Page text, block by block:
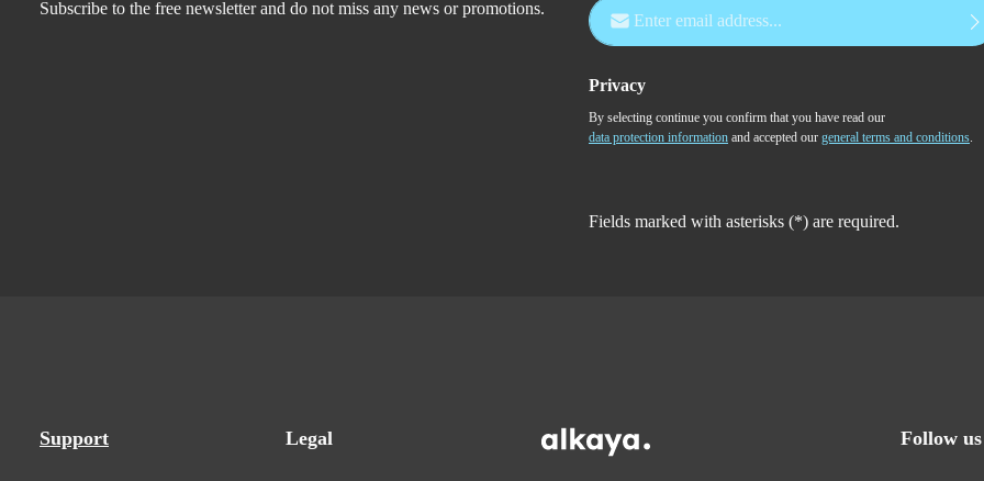
Subscribe to the free newsletter and do not miss any news or promotions. Email address*
Privacy
By selecting continue you confirm that you have read our
data protection information and accepted our general terms and conditions.
Fields marked with asterisks (*) are required.
Support Legal Follow us